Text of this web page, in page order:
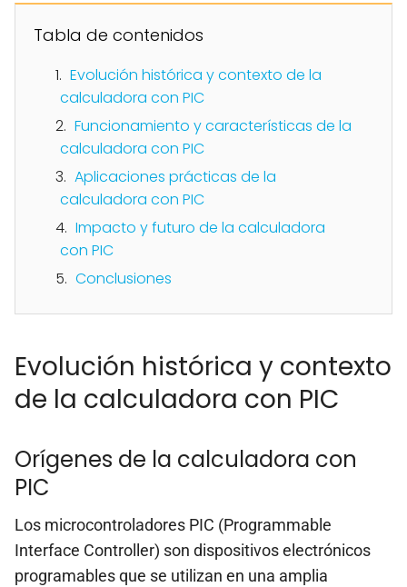
Tabla de contenidos
Evolución histórica y contexto de la
calculadora con PIC
Funcionamiento y características de la
calculadora con PIC
Aplicaciones prácticas de la
calculadora con PIC
Impacto y futuro de la calculadora
con PIC
Conclusiones
Evolución histórica y contexto
de la calculadora con PIC
Orígenes de la calculadora con
PIC
Los microcontroladores PIC (Programmable
Interface Controller) son dispositivos electrónicos
programables que se utilizan en una amplia